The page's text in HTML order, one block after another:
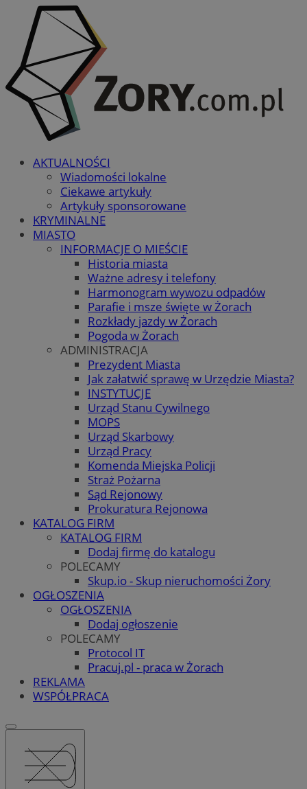
AKTUALNOŚCI
Wiadomości lokalne
Ciekawe artykuły
Artykuły sponsorowane
KRYMINALNE
MIASTO
INFORMACJE O MIEŚCIE
Historia miasta
Ważne adresy i telefony
Harmonogram wywozu odpadów
Parafie i msze święte w Żorach
Rozkłady jazdy w Żorach
Pogoda w Żorach
ADMINISTRACJA
Prezydent Miasta
Jak załatwić sprawę w Urzędzie Miasta?
INSTYTUCJE
Urząd Stanu Cywilnego
MOPS
Urząd Skarbowy
Urząd Pracy
Komenda Miejska Policji
Straż Pożarna
Sąd Rejonowy
Prokuratura Rejonowa
KATALOG FIRM
KATALOG FIRM
Dodaj firmę do katalogu
POLECAMY
Skup.io - Skup nieruchomości Żory
OGŁOSZENIA
OGŁOSZENIA
Dodaj ogłoszenie
POLECAMY
Protocol IT
Pracuj.pl - praca w Żorach
REKLAMA
WSPÓŁPRACA